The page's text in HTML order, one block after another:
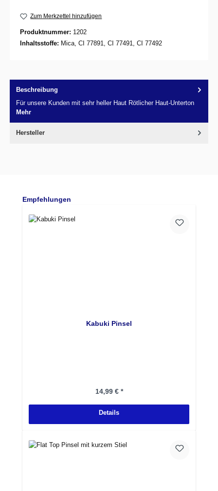
Zum Merkzettel hinzufügen
Produktnummer: 1202
Inhaltsstoffe: Mica, CI 77891, CI 77491, CI 77492
Beschreibung
Für unsere Kunden mit sehr heller Haut Rötlicher Haut-Unterton
Mehr
Hersteller
Produktgalerie überspringen
Empfehlungen
Kabuki Pinsel
Regulärer Preis:
14,99 € *
Details